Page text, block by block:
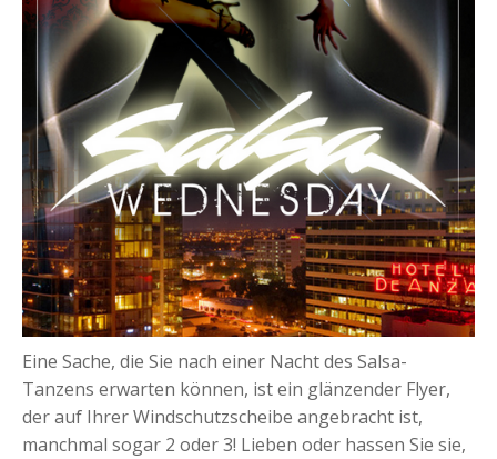
Eine Sache, die Sie nach einer Nacht des Salsa-
Tanzens erwarten können, ist ein glänzender Flyer,
der auf Ihrer Windschutzscheibe angebracht ist,
manchmal sogar 2 oder 3! Lieben oder hassen Sie sie,